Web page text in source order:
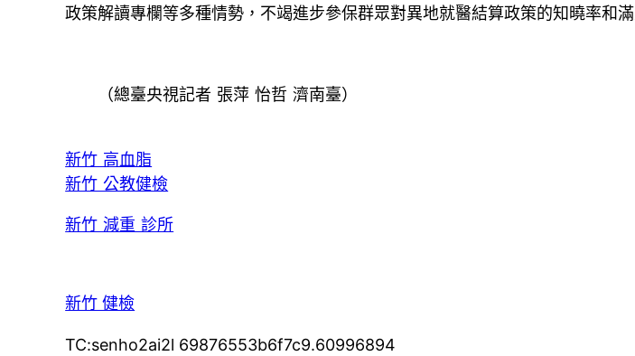
政策解讀專欄等多種情勢，不竭進步參保群眾對異地就醫結算政策的知曉率和滿
（總臺央視記者 張萍 怡哲 濟南臺）
新竹 高血脂
新竹 公教健檢
新竹 減重 診所
新竹 健檢
TC:senho2ai2l 69876553b6f7c9.60996894